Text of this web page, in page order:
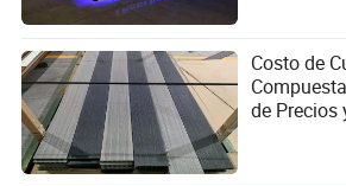
Costo de
de Precios